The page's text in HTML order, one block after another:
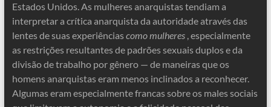
Estados Unidos. As mulheres anarquistas tendiam a
interpretar a crítica anarquista da autoridade através das
lentes de suas experiênciascomo mulheres, especialmente
as restrições resultantes de padrões sexuais duplos e da
divisão de trabalho por gênero — de maneiras que os
homens anarquistas eram menos inclinados a reconhecer.
Algumas eram especialmente francas sobre os males sociais